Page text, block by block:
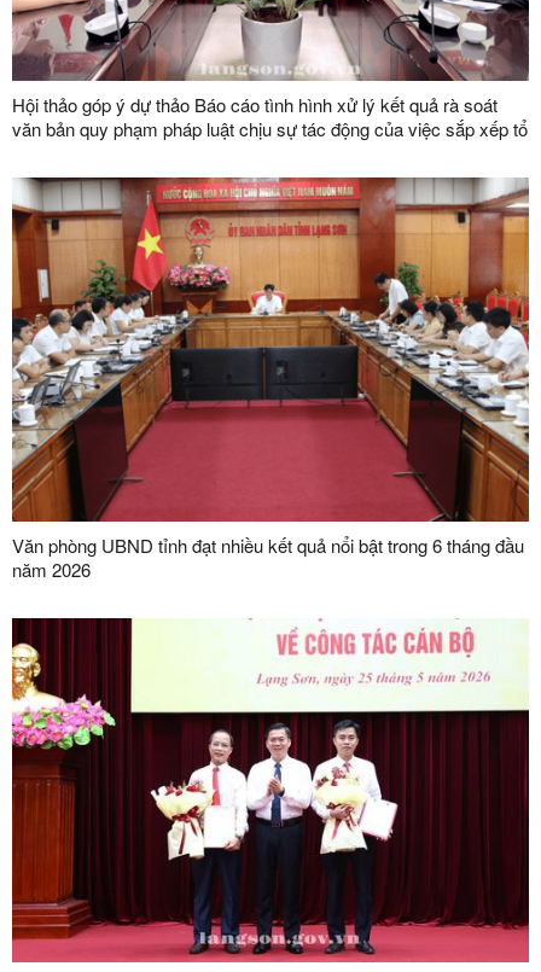
Hội thảo góp ý dự thảo Báo cáo tình hình xử lý kết quả rà soát
văn bản quy phạm pháp luật chịu sự tác động của việc sắp xếp tổ
Văn phòng UBND tỉnh đạt nhiều kết quả nổi bật trong 6 tháng đầu
năm 2026